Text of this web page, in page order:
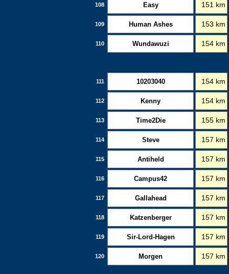
108 Easy 151 km
109 Human Ashes 153 km
110 Wundawuzi 154 km
111 10203040 154 km
112 Kenny 154 km
113 Time2Die 155 km
114 Steve 157 km
115 Antiheld 157 km
116 Campus42 157 km
117 Gallahead 157 km
118 Katzenberger 157 km
119 Sir-Lord-Hagen 157 km
120 Morgen 157 km